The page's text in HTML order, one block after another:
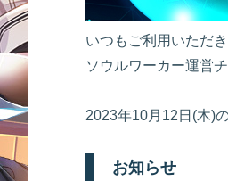
いつもご利用いただ
ソウルワーカー運営チ
2023年10月12日(木)
お知らせ